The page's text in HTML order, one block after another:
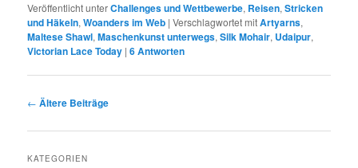
Veröffentlicht unterChallenges und Wettbewerbe, Reisen,Stricken
und Häkeln,Woanders im Web |Verschlagwortet mitArtyarns,
Maltese Shawl,Maschenkunst unterwegs,Silk Mohair, Udaipur,
Victorian Lace Today |6Antworten
Beitragsnavigation
← Ältere Beiträge
KATEGORIEN